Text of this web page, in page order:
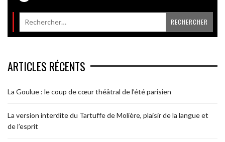
ARTICLES RÉCENTS
La Goulue : le coup de cœur théâtral de l’été parisien
La version interdite du Tartuffe de Molière, plaisir de la langue et
de l’esprit